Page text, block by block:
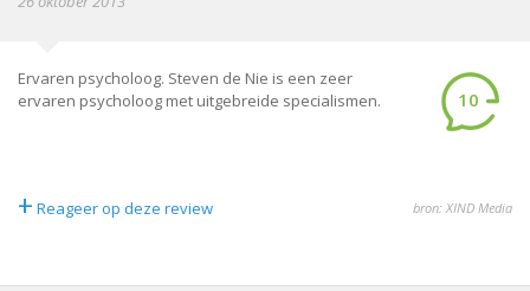
Ervaren psycholoog. Steven de Nie is een zeer
ervaren psycholoog met uitgebreide specialismen.
10
+ Reageer op deze review bron: XIND Media